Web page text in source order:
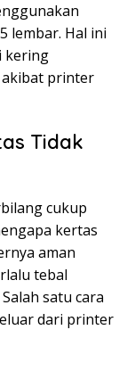
lembar. Hal ini
kering
printer
Tidak
cukup
kertas
aman
tebal
satu cara
dari printer